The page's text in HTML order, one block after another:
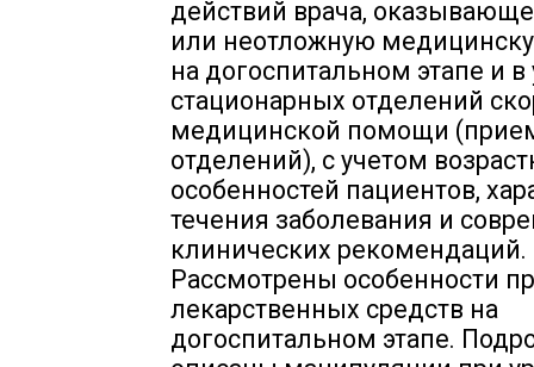
действий врача,
или неотложную
на догоспитальном этапе и в
стационарных отделений
медицинской помощи
отделений), с учетом
особенностей пациентов,
течения заболевания и
клинических рекомендаций.
Рассмотрены особенности
лекарственных средств на
догоспитальном этапе.